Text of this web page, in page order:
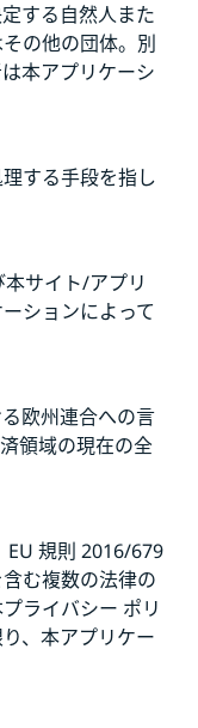
する自然人また
の他の団体。別
本アプリケーシ
する手段を指し
サイト/アプリ
ションによって
欧州連合への言
領域の現在の全
EU 規則 2016/679
む複数の法律の
ライバシー ポリ
、本アプリケー